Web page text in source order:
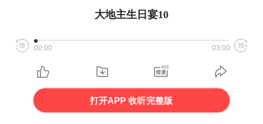
大地主生日宴10
00:00 03:00
打开APP 收听完整版